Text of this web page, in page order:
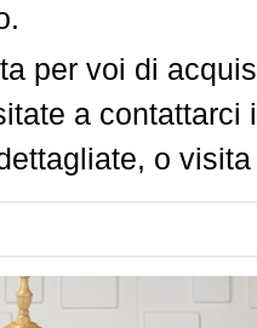
per voi di
a
o